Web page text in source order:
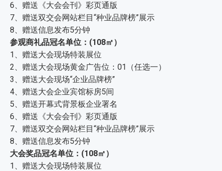
6、赠送《大会会刊》彩页通版
7、赠送双交会网站栏目“种业品牌榜”展示
8、赠送信息发布5分钟
参观商礼品冠名单位：(108㎡）
1、赠送大会现场特装展位
2、赠送大会现场黄金广告位：01（任选一）
3、赠送大会现场“企业品牌榜”
4、赠送大会企业宾馆标房5间
5、赠送开幕式背景板企业署名
6、赠送《大会会刊》彩页通版
7、赠送双交会网站栏目“种业品牌榜”展示
8、赠送信息发布5分钟
大会奖品冠名单位：(108㎡）
1、赠送大会现场特装展位